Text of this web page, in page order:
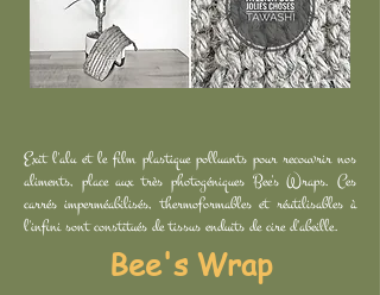
Exit l'alu et le film plastique polluants pour recouvrir nos
aliments, place aux très photogéniques Bee's Wraps. Ces
carrés imperméabilisés, thermoformables et réutilisables à
l'infini sont constitués de tissus enduits de cire d'abeille.
Bee's Wrap